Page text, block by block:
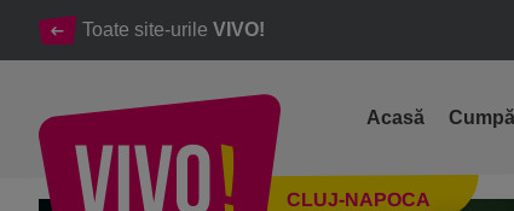
Toate site-urile VIVO!
CLUJ-NAPOCA
Acasă
Magia Crăciunului a ajuns la VIVO! Cluj-Napoca